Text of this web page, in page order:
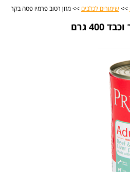
>> שימורים לכלבים >> מזון רטוב פרמיו פטה בקר
גרם